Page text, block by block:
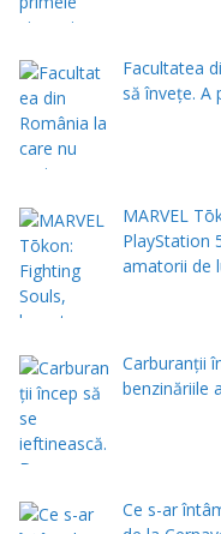
Facultatea
să înveţe. A
MARVEL
PlayStation
amatorii de
Carburanții
benzinăriile
Ce s-ar